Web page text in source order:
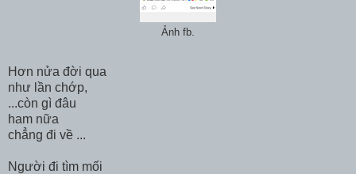
Ảnh fb.
Hơn nửa đời qua
như lần chớp,
...còn gì đâu
ham nữa
chẳng đi về ...
Người đi tìm mối